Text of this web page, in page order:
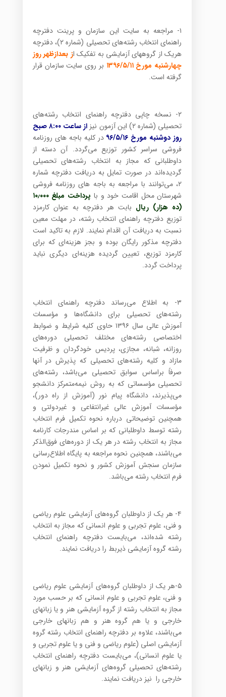
۱- مراجعه به سایت این سازمان و پرینت دفترچه
راهنمای انتخاب رشته‌های تحصیلی (شماره ۲)، دفترچه
هریک از گروههای آزمایشی به تفکیک از بعدازظهر روز
چهارشنبه مورخ ۱۳۹۶/۵/۱۱
بر روی سایت سازمان قرار
گرفته است.
۲- نسخه چاپی دفترچه راهنمای انتخاب رشته‌های
تحصیلی (شماره ۲) این آزمون نیز
از ساعت ۸:۰۰ صبح
روز دوشنبه مورخ ۹۶/۵/۱۶
در کلیه باجه های روزنامه
فروشی سراسر کشور توزیع می‌گردد. آن دسته از
داوطلبانی که مجاز به انتخاب رشته‌های تحصیلی
گردیده‌اند در صورت تمایل به دریافت دفترچه شماره
۲، می‌توانند با مراجعه به باجه های روزنامه فروشی
شهرستان محل اقامت خود و با
پرداخت مبلغ ۱۰٫۰۰۰
(ده هزار) ریال بابت هر دفترچه به عنوان کارمزد
توزیع دفترچه راهنمای انتخاب رشته، در مهلت معین
نسبت به دریافت آن اقدام نمایند. لازم به تاکید است
دفترچه مذکور رایگان بوده و بجز هزینه‌ای که برای
کارمزد توزیع، تعیین گردیده هزینه‌ای دیگری نباید
پرداخت گردد.
۳- به اطلاع می‌رساند دفترچه راهنمای انتخاب
رشته‌های تحصیلی برای دانشگاه‌ها و مؤسسات
آموزش عالی سال ۱۳۹۶ حاوی کلیه شرایط و ضوابط
اختصاصی رشته‌های مختلف تحصیلی دوره‌های
روزانه، شبانه، مجازی، پردیس خودگردان و ظرفیت
مازاد و کلیه رشته‌های تحصیلی که پذیرش در آنها
صرفاً براساس سوابق تحصیلی می‌باشد، رشته‌های
تحصیلی مؤسساتی که به روش نیمه‌متمرکز دانشجو
می‌پذیرند، دانشگاه پیام نور (آموزش از راه دور)،
مؤسسات آموزش عالی غیرانتفاعی و غیردولتی و
همچنین توضیحاتی درباره نحوه تکمیل فرم انتخاب
رشته توسط داوطلبانی که بر اساس مندرجات کارنامه
مجاز به انتخاب رشته در هر یک از دوره‌های فوق‌الذکر
می‌باشند، همچنین نحوه مراجعه به پایگاه اطلاع‌رسانی
سازمان سنجش آموزش کشور و نحوه تکمیل نمودن
فرم انتخاب رشته می‌باشد.
۴- هر یک از داوطلبان گروه‌های آزمایشی علوم ریاضی
و فنی، علوم تجربی و علوم انسانی که مجاز به انتخاب
رشته شده‌اند، می‌بایست دفترچه راهنمای انتخاب
رشته گروه آزمایشی ذیربط را دریافت نمایند.
۵-هر یک از داوطلبان گروه‌های آزمایشی علوم ریاضی
و فنی، علوم تجربی و علوم انسانی که بر حسب مورد
مجاز به انتخاب رشته از گروه آزمایشی هنر و یا زبانهای
خارجی و یا هم گروه هنر و هم زبانهای خارجی
می‌باشند، علاوه بر دفترچه راهنمای انتخاب رشته گروه
آزمایشی اصلی (علوم ریاضی و فنی و یا علوم تجربی و
یا علوم انسانی)، می‌بایست دفترچه راهنمای انتخاب
رشته‌های تحصیلی گروه‌های آزمایشی هنر و زبانهای
خارجی را نیز دریافت نمایند.